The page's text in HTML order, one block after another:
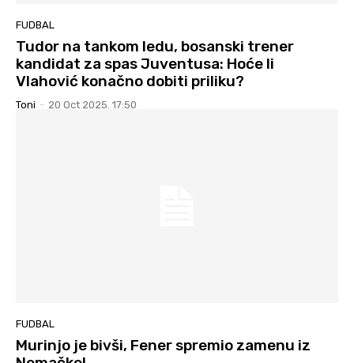
FUDBAL
Tudor na tankom ledu, bosanski trener
kandidat za spas Juventusa: Hoće li
Vlahović konačno dobiti priliku?
Toni - 20 Oct 2025. 17:50
FUDBAL
Murinjo je bivši, Fener spremio zamenu iz